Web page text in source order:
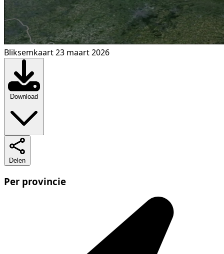
Bliksemkaart 23 maart 2026
Download
Delen
Per provincie